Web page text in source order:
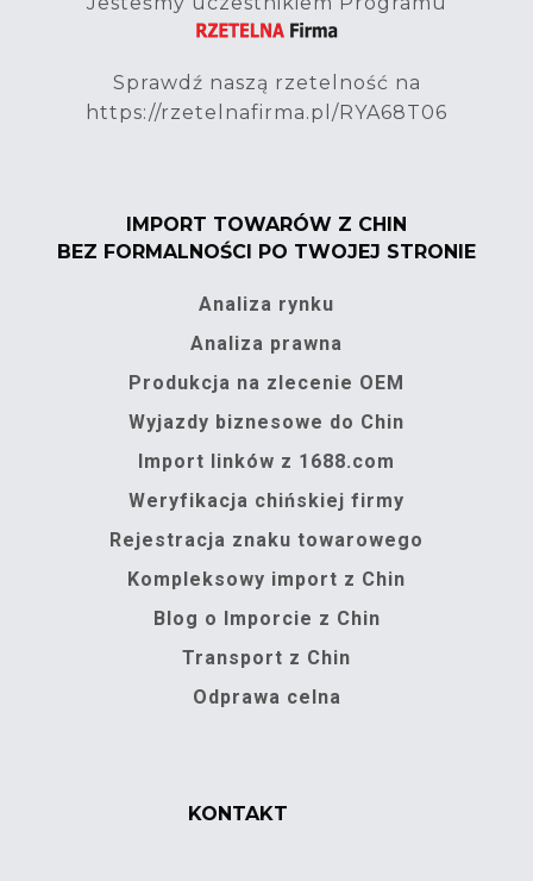
Sprawdź naszą rzetelność na
https://rzetelnafirma.pl/RYA68T06
IMPORT TOWARÓW Z CHIN
BEZ FORMALNOŚCI PO TWOJEJ STRONIE
Analiza rynku
Analiza prawna
Produkcja na zlecenie OEM
Wyjazdy biznesowe do Chin
Import linków z 1688.com
Weryfikacja chińskiej firmy
Rejestracja znaku towarowego
Kompleksowy import z Chin
Blog o Imporcie z Chin
Transport z Chin
Odprawa celna
KONTAKT